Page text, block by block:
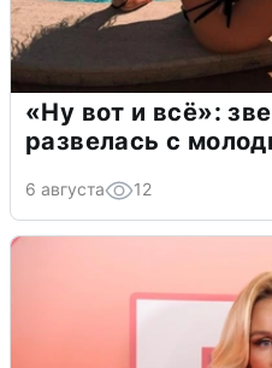
«Ну вот и всё»:
развелась с
6 августа 12